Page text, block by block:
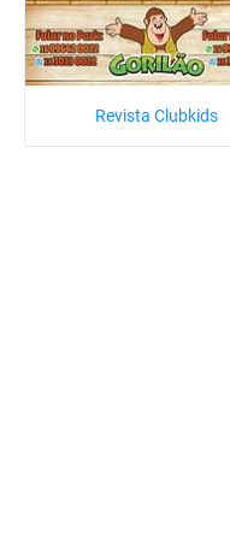
Revista Clubkids